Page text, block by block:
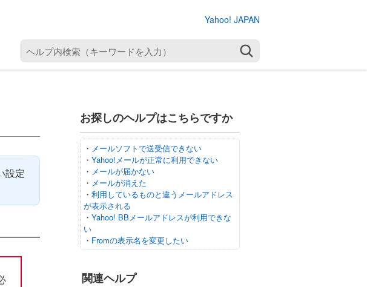
Yahoo! JAPAN
プ
（
ワ
ド
入
設定
お探しのヘルプはこちらですか
・ メールソフトで送受信できない
・ Yahoo!メールが正常に利用できない
・ メールが届かない
・ メールが消えた
・ 利用しているものと違うメールアドレス
が表示される
・ Yahoo! BBメールアドレスが利用できな
い
・ Fromの表示名を変更したい
関連ヘルプ